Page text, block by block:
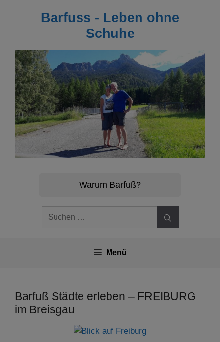
Barfuss - Leben ohne
Schuhe
Warum Barfuß?
Suchen
Menü
Barfuß Städte erleben – FREIBURG
im Breisgau